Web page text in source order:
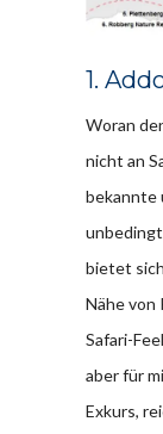
1.
Woran
nicht an
bekannte
bietet
Nähe von
Safari-
aber für
Exkurs,